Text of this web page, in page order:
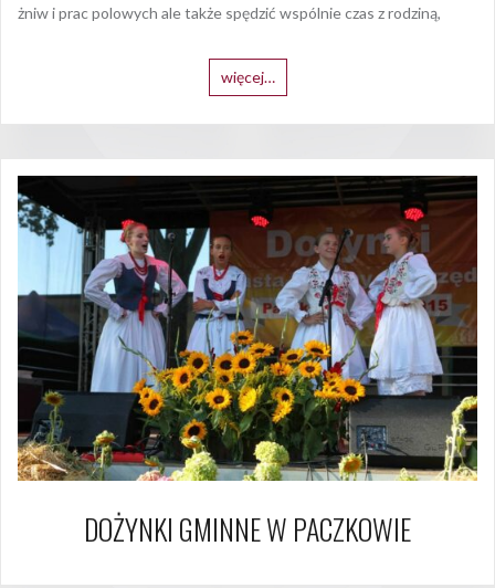
żniw i prac polowych ale także spędzić wspólnie czas z rodziną,
więcej…
DOŻYNKI GMINNE W PACZKOWIE